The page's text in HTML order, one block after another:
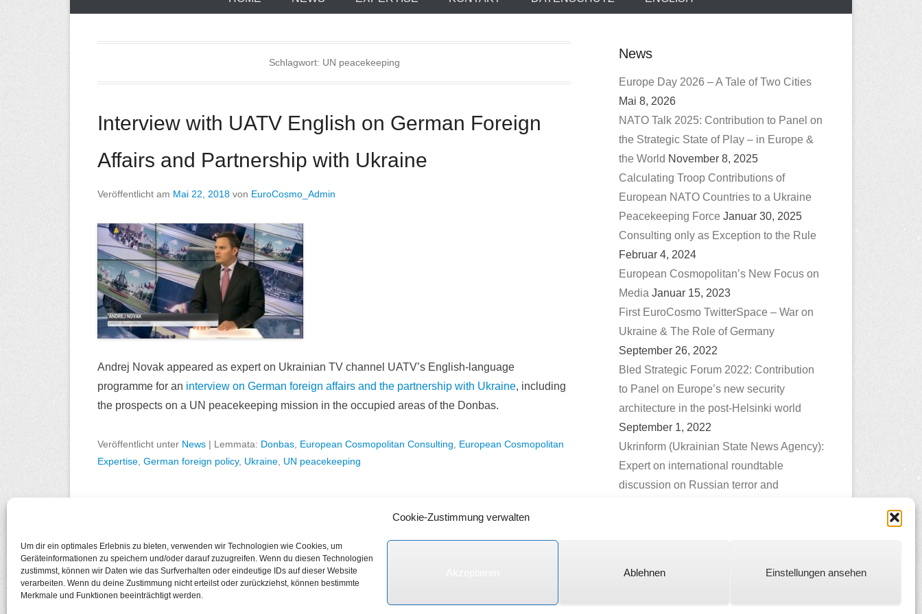
Cookie-Zustimmung verwalten
Um dir ein optimales Erlebnis zu bieten, verwenden wir Technologien wie Cookies, um
Geräteinformationen zu speichern und/oder darauf zuzugreifen. Wenn du diesen Technologien
zustimmst, können wir Daten wie das Surfverhalten oder eindeutige IDs auf dieser Website
verarbeiten. Wenn du deine Zustimmung nicht erteilst oder zurückziehst, können bestimmte
Merkmale und Funktionen beeinträchtigt werden.
Ablehnen Einstellungen ansehen
Schlagwort: UN peacekeeping
Interview with UATV English on German Foreign
Affairs and Partnership with Ukraine
Veröffentlicht am Mai 22, 2018 von EuroCosmo_Admin
Andrej Novak appeared as expert on Ukrainian TV channel UATV’s English-language
programme for an interview on German foreign affairs and the partnership with Ukraine, including
the prospects on a UN peacekeeping mission in the occupied areas of the Donbas.
Veröffentlicht unter News | Lemmata: Donbas European Cosmopolitan Consulting
European Cosmopolitan
Expertise German foreign policy, Ukraine UN peacekeeping
News
Europe Day 2026 – A Tale of Two Cities
Mai 8, 2026
NATO Talk 2025: Contribution to Panel on
the Strategic State of Play – in Europe &
the World November 8, 2025
Calculating Troop Contributions of
European NATO Countries to a Ukraine
Peacekeeping Force Januar 30, 2025
Consulting only as Exception to the Rule
Februar 4, 2024
European Cosmopolitan’s New Focus on
Media Januar 15, 2023
First EuroCosmo TwitterSpace – War on
Ukraine & The Role of Germany
September 26, 2022
Bled Strategic Forum 2022: Contribution
to Panel on Europe’s new security
architecture in the post-Helsinki world
September 1, 2022
Ukrinform (Ukrainian State News Agency):
Expert on international roundtable
discussion on Russian terror and
Copyright © 2026European CosmopolitanAlle Rechte vorbehalten.
Datenschutzerklärung
Catch Everest Theme by Catch Themes